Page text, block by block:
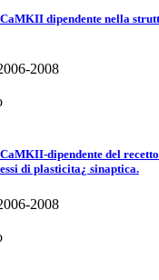
dipendente nella
2008
dipendente del
di plasticita¿ sinaptica.
2008